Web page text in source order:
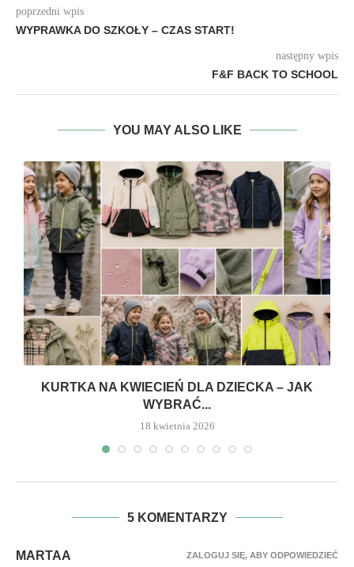
poprzedni wpis
WYPRAWKA DO SZKOŁY – CZAS START!
następny wpis
F&F BACK TO SCHOOL
YOU MAY ALSO LIKE
KURTKA NA KWIECIEŃ DLA DZIECKA – JAK
WYBRAĆ...
18 kwietnia 2026
5 KOMENTARZY
MARTAA ZALOGUJ SIĘ, ABY ODPOWIEDZIEĆ